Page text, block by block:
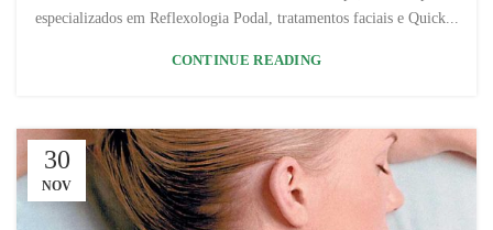
especializados em Reflexologia Podal, tratamentos faciais e Quick...
CONTINUE READING
30
NOV